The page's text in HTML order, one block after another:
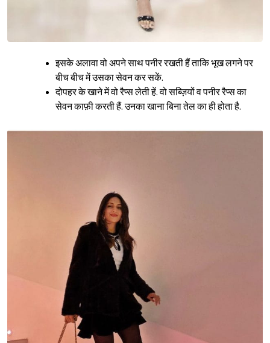
इसके अलावा वो अपने साथ पनीर रखती हैं ताकि भूख लगने पर
बीच बीच में उसका सेवन कर सकें.
दोपहर के खाने में वो रैप्स लेती हें. वो सब्ज़ियों व पनीर रैप्स का
सेवन काफ़ी करती हैं. उनका खाना बिना तेल का ही होता है.